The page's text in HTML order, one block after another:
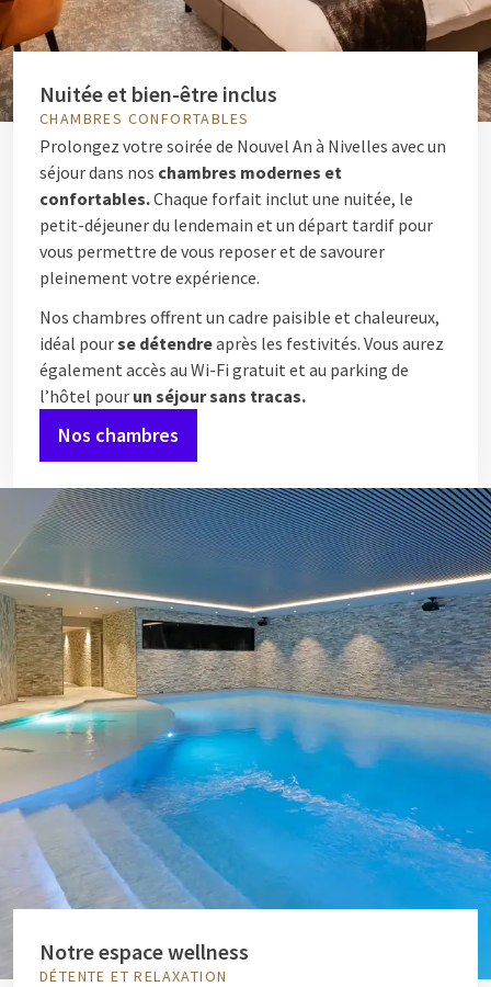
Nuitée et bien-être inclus
CHAMBRES CONFORTABLES
Prolongez votre soirée de Nouvel An à Nivelles avec un
séjour dans nos chambres modernes et
confortables.Chaque forfait inclut une nuitée, le
petit-déjeuner du lendemain et un départ tardif pour
vous permettre de vous reposer et de savourer
pleinement votre expérience.
Nos chambres offrent un cadre paisible et chaleureux,
idéal pourse détendreaprès les festivités. Vous aurez
également accès au Wi-Fi gratuit et au parking de
l’hôtel pour un séjour sans tracas.
Nos chambres
Notre espace wellness
DÉTENTE ET RELAXATION